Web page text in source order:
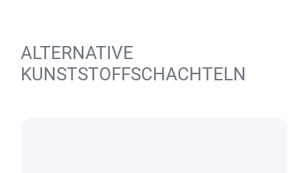
ALTERNATIVE
KUNSTSTOFFSCHACHTELN